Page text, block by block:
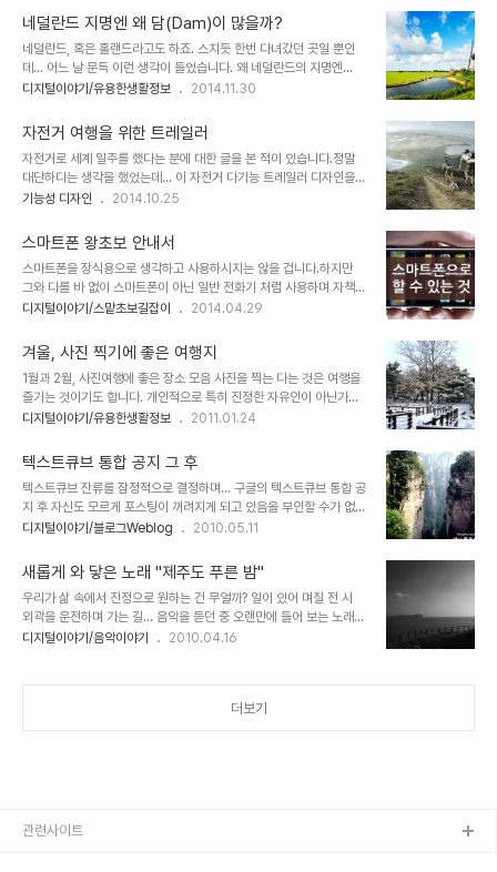
수요과 요구가 존재한다는..
당장 떠나고 싶은 마음이거든요. 뭐~ 그것 역시 생각이 더한 것일지 모
를 일입니다. 실제 떠나고 보면 돌아오고 싶은 마음 그게 또 여행의 묘
미란 말도 있으니 말이죠. 이미지 출처: www.bootsnall.com 조금
지친 마음에 -기복 관리를 하자고 그렇게 생각을 하면서도 그게 왜 그
리도 안되는지 원~- 음악을 들었습니다. 그러고 보니 음악을 듣는 것
지 새롭게..
네덜란드 지명엔 왜 담(Dam)이 많을까?
네덜란드, 혹은 홀랜드라고도 하죠. 스치듯 한번 다녀갔던 곳일 뿐인
데... 어느 날 문득 이런 생각이 들었습니다. 왜 네덜란드의 지명엔
'담'이란 표현이 많을까?근데, 찾아 보니 생각보다 많더군요. ^^ 이미
비롯해 로텔담(Rotterdam), 모니켄담(Monnickendam), 볼렌담
(Volendam), 빈담(Veendam), 리어담(Leerdam), 지웜머담
(Zwammerdam), 스휘담(Schiedam), 잔담(Zaandam), 알블
라스담(Alblasserdam), 워켄담(Werkendam),하딩벨-기스담
(Hardinxveld-Giessendam), 라이첸담(Leidschendam), 어
디지털이야기/유용한생활정보 2014.11.30
자전거 여행을 위한 트레일러
자전거로 세계 일주를 했다는 분에 대한 글을 본 적이 있습니다.정말
대단하다는 생각을 했었는데... 이 자전거 다기능 트레일러 디자인을
보고 나니 다시 그 분이 떠오릅니다. 물론, 기회가 되고 이 제품을 활용
듭니다. 디자이너의 설명에 따르면 캠핑용으로 설계된 듀얼 바퀴는 웬
만한 짐을 운반하기에 충분하고, 모든 자전거와 연결할 수 있게 되어
있어 부가적인 비용 지출도 거의 필요없어 보입니다. 이 자전거 트레일
러 디자인이 지닌 가장 큰 매력은 태양 전지 패널과 바퀴 회전에 따른
에너지 충전을 통해 전력으로 활용할 수 있고, 휴식을 위한 경유지 마
공한다는 점입니다. 이런 디..
기능성 디자인 2014.10.25
스마트폰 왕초보 안내서
스마트폰을 장식용으로 생각하고 사용하시지는 않을 겁니다.하지만
그와 다를 바 없이 스마트폰이 아닌 일반 전화기 처럼 사용하며 자책하
는 분들이 있습니다. 말 그대로 스마트폰 왕초보! 오해는 하지 말아주
조언을 드리고자 남기는 포스트니까요. 이 글을 접하게 된 분들은 대부
분 어려움없이 스마트폰을 일상적으로 사용하는 분들일겁니다. 그러
나 주변에 스마트폰을 사용하면서도 어떻게 하면 잘 다룰 수 있을까를
고민하는 분들 적잖이 보실 수 있을 겁니다. 그래서 때때로 그런 분들
께 어떻게 하면 스마트폰을 잘 사용할 수 있도록 알려드릴까 고민한 분
외려 답답해지고 맙니다. 생각만큼 좋은 ..
디지털이야기/스맡초보길잡이 2014.04.29
겨울, 사진 찍기에 좋은 여행지
1월과 2월, 사진여행에 좋은 장소 모음 사진을 찍는 다는 것은 여행을
즐기는 것이기도 합니다. 개인적으로 특히 진정한 자유인이 아닌가라
고 생각되는 푸른솔™님의 사진들과 글을 보면, 정말 부럽다는 생각을
또는 모범 사례로도 손색없다고 생 합니다. 스스로에게 어떤 여행이라
는 자유로움 -자유라는 건 그에 따르는 책임이 따른다는 것과 능동적
이어야 한다는 것을 생각하며- 을 향유할 실천적 동기를 부여하고, 저
와 같은 생각을 하실 분들과 그 내용을 공유하고자 이 겨울 사진 찍기
좋은 곳으로 정평이 나있는 우리 나라 곳곳의 보기 좋은 경치가 어디에
사실 글 준비를 위해이런 저런..
디지털이야기/유용한생활정보 2011.01.24
텍스트큐브 통합 공지 그 후
텍스트큐브 잔류를 잠정적으로 결정하며... 구글의 텍스트큐브 통합 공
지 후 자신도 모르게 포스팅이 꺼려지게 되고 있음을 부인할 수가 없습
니다. 본디 사람이란 환경의 지배를 받고 살아가는 존재라는 것을
나라가 겪고 있는 시국도 그러한 연장선에 있는 것이겠지요?- 공교롭
게도 텍스트큐브 통합 공지가 있던 4월말경 부터 5월 초까지 블로깅
을 하지 못했던 개인적 이유가 있었습니다. 이전 포스트 및 각각의 댓
글에 대한 답글 등을 통해 밝혔었습니다만, 그 구체적인 이유는 오늘
처음 밝힙니다. 블로깅을 할 수 없었던 그 기간 동안 저는 오래 전 약속
디지털이야기/블로그Weblog 2010.05.11
새롭게 와 닿은 노래 "제주도 푸른 밤"
우리가 삶 속에서 진정으로 원하는 건 무얼까? 일이 있어 며칠 전 시
외곽을 운전하며 가는 길... 음악을 듣던 중 오랜만에 들어 보는 노래가
흘러나옵니다. 1988년 들국화 맴버 최성원이 처음 솔로로 데뷔하며
것도 아주 절절히...왜 그 시절엔 이 노래의 가사에 별 감흥을 알지 못
디지털이야기/음악이야기 2010.04.16
더보기
관련사이트